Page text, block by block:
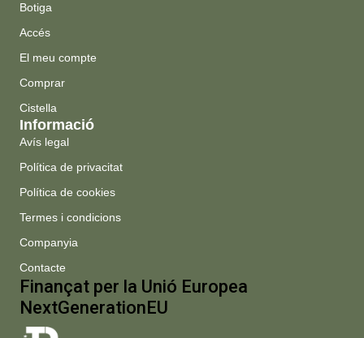
Botiga
Accés
El meu compte
Comprar
Cistella
Informació
Avís legal
Política de privacitat
Política de cookies
Termes i condicions
Companyia
Contacte
Finançat per la Unió Europea
NextGenerationEU